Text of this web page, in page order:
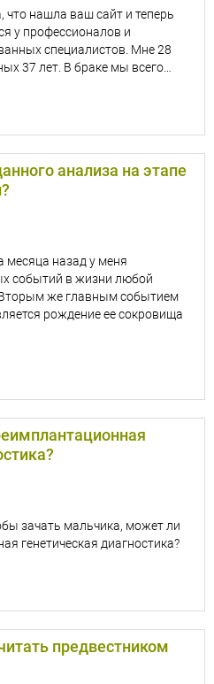
что нашла ваш сайт и теперь
у профессионалов и
специалистов. Мне 28
37 лет. В браке мы всего…
анализа на этапе
месяца назад у меня
событий в жизни любой
же главным событием
рождение ее сокровища
зачать мальчика, может ли
генетическая диагностика?
предвестником